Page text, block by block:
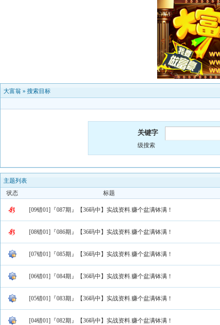
大富翁 » 搜索目标
关键字
级搜索
主题列表
状态
标题
[09错01]『087期』【36码中】实战资料.赚个盆满钵满！
[08错01]『086期』【36码中】实战资料.赚个盆满钵满！
[07错01]『085期』【36码中】实战资料.赚个盆满钵满！
[06错01]『084期』【36码中】实战资料.赚个盆满钵满！
[05错01]『083期』【36码中】实战资料.赚个盆满钵满！
[04错01]『082期』【36码中】实战资料.赚个盆满钵满！